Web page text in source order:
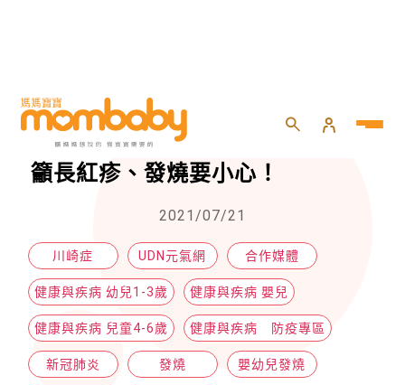
HOME 專欄 名人部落客
幼兒染疫症狀似「川崎氏症」醫師
籲長紅疹、發燒要小心！
2021/07/21
川崎症 UDN元氣網 合作媒體
健康與疾病 幼兒1-3歲 健康與疾病 嬰兒
健康與疾病 兒童4-6歲 健康與疾病 防疫專區
新冠肺炎 發燒 嬰幼兒發燒